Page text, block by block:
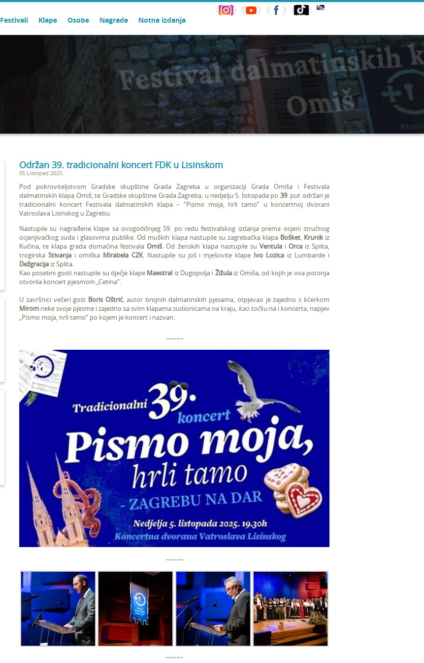
Festivali Klape Osobe Nagrade Notna izdanja
Održan 39. tradicionalni koncert FDK u Lisinskom
05.Listopad.2025.
Pod pokroviteljstvom Gradske skupštine Grada Zagreba u organizaciji Grada Omiša i Festivala
dalmatinskih klapa Omiš, te Gradske skupštine Grada Zagreba, u nedjelju 5. listopada po 39. put održan je
tradicionalni koncert Festivala dalmatinskih klapa– “Pismo moja, hrli tamo” u koncertnoj dvorani
Vatroslava Lisinskog u Zagrebu.
Nastupile su nagrađene klape sa ovogodišnjeg 59. po redu festivalskog izdanja prema ocjeni stručnog
ocjenjivačkog suda i glasovima publike. Od muških klapa nastupile su zagrebačka klapa Bošket, Krunikiz
Kučina, te klapa grada domaćina festivalaOmiš. Od ženskih klapa nastupile su Ventulai Orcaiz Splita,
trogirska Stivanjai omiška Mirabela CZK. Nastupile su još i mješovite klape Ivo Lozica iz Lumbarde i
Dežgracija iz Splita.
Kao posebni gosti nastupile su dječje klape Maestral iz Dugopolja i Žižulaiz Omiša, od kojih je ova potonja
otvorila koncert pjesmom „Cetina“.
U završnici večeri gost Boris Oštrić, autor brojnih dalmatinskih pjesama, otpjevao je zajedno s kćerkom
Mirom neke svoje pjesme i zajedno sa svim klapama sudionicama na kraju, kao točkuna i koncerta, napjev
„Pismo moja, hrli tamo“ po kojem je koncert i nazvan.
~~~~~
~~~~~
~~~~~